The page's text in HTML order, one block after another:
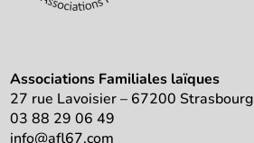
Associations Familiales laïques
27 rue Lavoisier – 67200 Strasbourg
03 88 29 06 49
info@afl67.com